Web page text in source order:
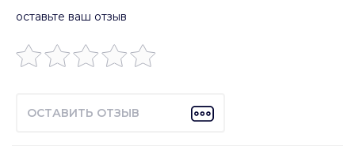
оставьте ваш отзыв
ОСТАВИТЬ ОТЗЫВ